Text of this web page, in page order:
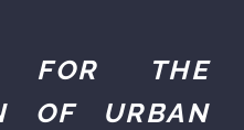
FOR THE
OF URBAN